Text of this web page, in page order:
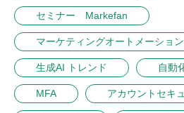
セミナー Markefan
マーケティングオートメーショ
生成AI トレンド 自動
MFA アカウントセキ